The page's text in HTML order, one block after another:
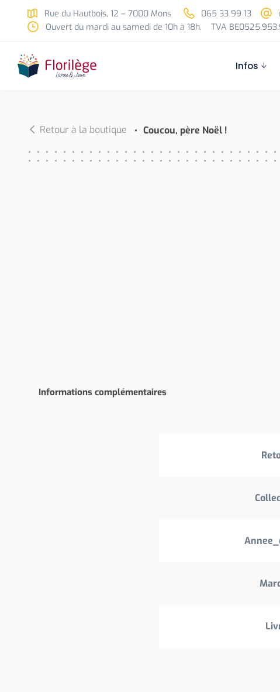
Skip to main content
Rue du Hautbois, 12 – 7000 Mons 065 33 99 13
Ouvert du mardi au samedi de 10h à 18h.
TVA
Infos
Retour à la boutique Coucou, père Noël !
Informations complémentaires